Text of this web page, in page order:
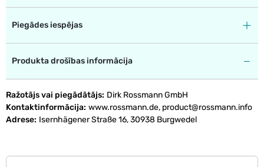
Piegādes iespējas
Produkta drošības informācija
Ražotājs vai piegādātājs Dirk Rossmann GmbH
Kontaktinformācija www.rossmann.de, product@rossmann.info
Adrese Isernhägener Straße 16, 30938 Burgwedel